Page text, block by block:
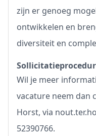
zijn er genoeg
ontwikkelen en
diversiteit en
Wil je meer
vacature neem dan
Horst, via
52390766.